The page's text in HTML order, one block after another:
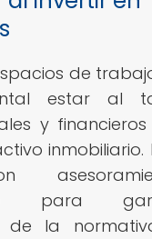
de
estar al
y
inmobiliario.
para
de la